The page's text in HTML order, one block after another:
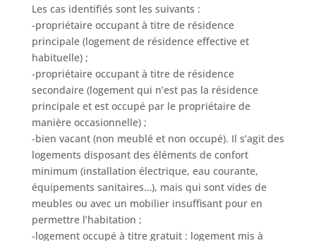
Les cas identifiés sont les suivants :
-propriétaire occupant à titre de résidence
principale (logement de résidence effective et
habituelle) ;
-propriétaire occupant à titre de résidence
secondaire (logement qui n’est pas la résidence
principale et est occupé par le propriétaire de
manière occasionnelle) ;
-bien vacant (non meublé et non occupé). Il s’agit des
logements disposant des éléments de confort
minimum (installation électrique, eau courante,
équipements sanitaires…), mais qui sont vides de
meubles ou avec un mobilier insuffisant pour en
permettre l’habitation ;
-logement occupé à titre gratuit : logement mis à